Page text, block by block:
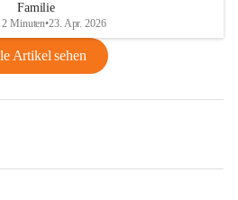
Familie
2 Minuten•23. Apr. 2026
Artikel sehen